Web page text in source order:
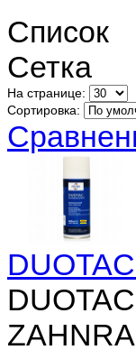
Список
Сетка
На странице:
Сортировка: